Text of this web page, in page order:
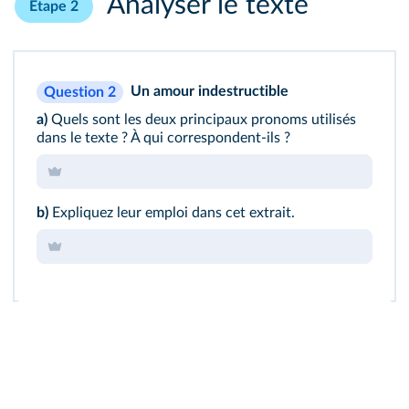
Étape 2 Analyser le texte
Question 2
Un amour indestructible
a) Quels sont les deux principaux pronoms utilisés
dans le texte ? À qui correspondent-ils ?
b) Expliquez leur emploi dans cet extrait.